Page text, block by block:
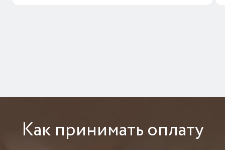
Как принимать оплату